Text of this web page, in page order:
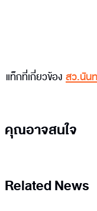
แท็กที่เกี่ยวข้อง สว.นัน
คุณอาจสนใจ
Related News